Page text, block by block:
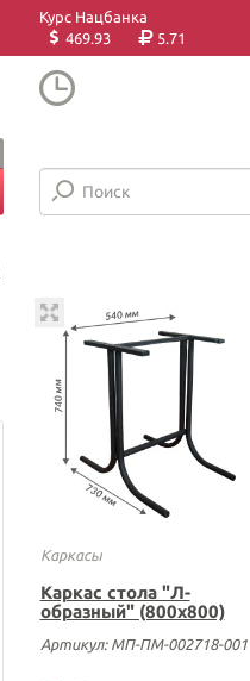
Курс Нацбанка
469.93
5.71
Каркасы
Каркас стола "Л-
образный" (800х800)
Артикул: МП-ПМ-002718-001